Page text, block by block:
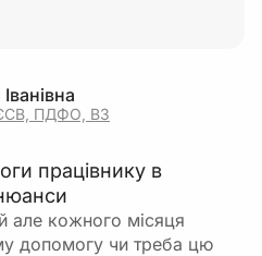
ПДФО, ВЗ
працівнику в
але кожного місяця
допомогу чи треба цю